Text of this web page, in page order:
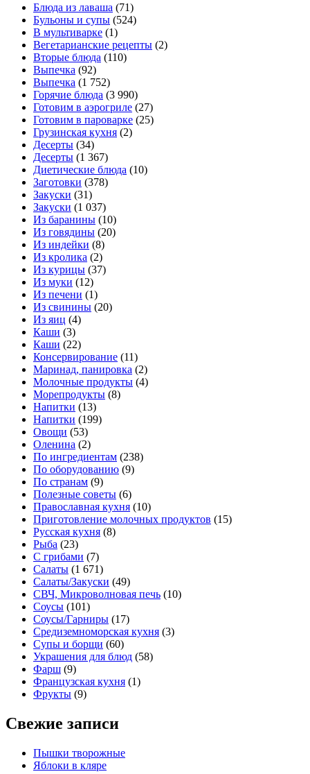
Блюда из лаваша (71)
Бульоны и супы (524)
В мультиварке (1)
Вегетарианские рецепты (2)
Вторые блюда (110)
Выпечка (92)
Выпечка (1 752)
Горячие блюда (3 990)
Готовим в аэрогриле (27)
Готовим в пароварке (25)
Грузинская кухня (2)
Десерты (34)
Десерты (1 367)
Диетические блюда (10)
Заготовки (378)
Закуски (31)
Закуски (1 037)
Из баранины (10)
Из говядины (20)
Из индейки (8)
Из кролика (2)
Из курицы (37)
Из муки (12)
Из печени (1)
Из свинины (20)
Из яиц (4)
Каши (3)
Каши (22)
Консервирование (11)
Маринад, панировка (2)
Молочные продукты (4)
Морепродукты (8)
Напитки (13)
Напитки (199)
Овощи (53)
Оленина (2)
По ингредиентам (238)
По оборудованию (9)
По странам (9)
Полезные советы (6)
Православная кухня (10)
Приготовление молочных продуктов (15)
Русская кухня (8)
Рыба (23)
С грибами (7)
Салаты (1 671)
Салаты/Закуски (49)
СВЧ, Микроволновая печь (10)
Соусы (101)
Соусы/Гарниры (17)
Средиземноморская кухня (3)
Супы и борщи (60)
Украшения для блюд (58)
Фарш (9)
Французская кухня (1)
Фрукты (9)
Свежие записи
Пышки творожные
Яблоки в кляре